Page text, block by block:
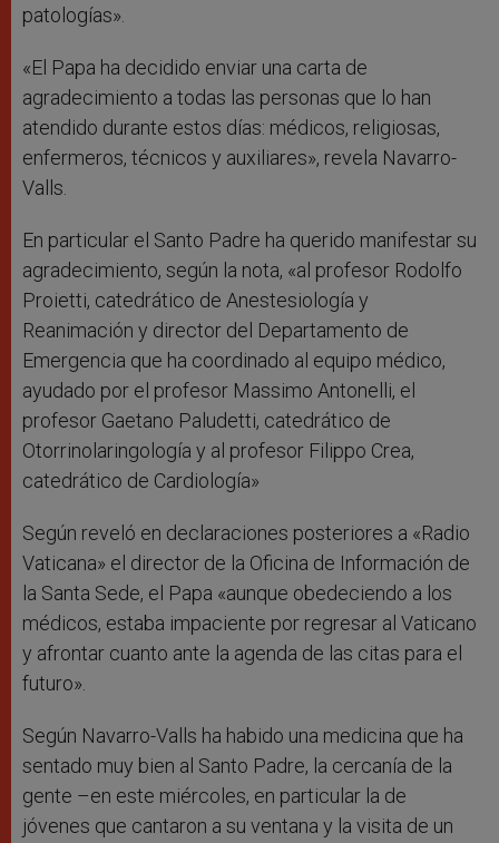
patologías».
«El Papa ha decidido enviar una carta de
agradecimiento a todas las personas que lo han
atendido durante estos días: médicos, religiosas,
enfermeros, técnicos y auxiliares», revela Navarro-
Valls.
En particular el Santo Padre ha querido manifestar su
agradecimiento, según la nota, «al profesor Rodolfo
Proietti, catedrático de Anestesiología y
Reanimación y director del Departamento de
Emergencia que ha coordinado al equipo médico,
ayudado por el profesor Massimo Antonelli, el
profesor Gaetano Paludetti, catedrático de
Otorrinolaringología y al profesor Filippo Crea,
catedrático de Cardiología»
Según reveló en declaraciones posteriores a «Radio
Vaticana» el director de la Oficina de Información de
la Santa Sede, el Papa «aunque obedeciendo a los
médicos, estaba impaciente por regresar al Vaticano
y afrontar cuanto ante la agenda de las citas para el
futuro».
Según Navarro-Valls ha habido una medicina que ha
sentado muy bien al Santo Padre, la cercanía de la
gente –en este miércoles, en particular la de
jóvenes que cantaron a su ventana y la visita de un